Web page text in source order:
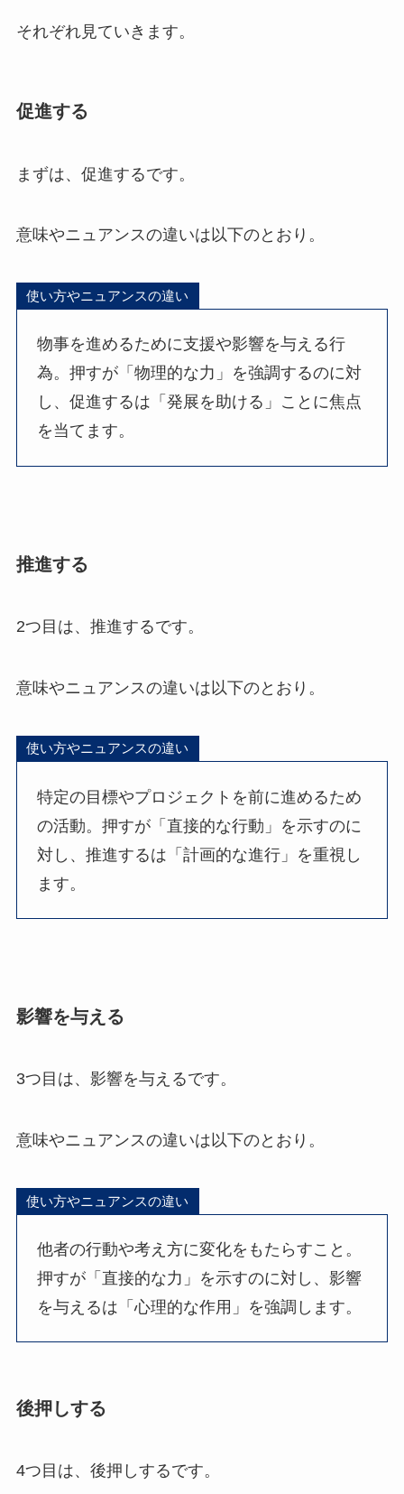
それぞれ見ていきます。
促進する
まずは、促進するです。
意味やニュアンスの違いは以下のとおり。
使い方やニュアンスの違い
物事を進めるために支援や影響を与える行
為。押すが「物理的な力」を強調するのに対
し、促進するは「発展を助ける」ことに焦点
を当てます。
推進する
2つ目は、推進するです。
意味やニュアンスの違いは以下のとおり。
使い方やニュアンスの違い
特定の目標やプロジェクトを前に進めるため
の活動。押すが「直接的な行動」を示すのに
対し、推進するは「計画的な進行」を重視し
ます。
影響を与える
3つ目は、影響を与えるです。
意味やニュアンスの違いは以下のとおり。
使い方やニュアンスの違い
他者の行動や考え方に変化をもたらすこと。
押すが「直接的な力」を示すのに対し、影響
を与えるは「心理的な作用」を強調します。
後押しする
4つ目は、後押しするです。